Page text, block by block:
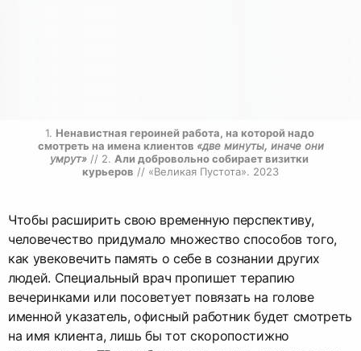
1. Ненавистная героиней работа, на которой надо
смотреть на имена клиентов «две минуты, иначе они
умрут» // 2. Али добровольно собирает визитки
курьеров // «Великая Пустота». 2023
Чтобы расширить свою временную перспективу,
человечество придумало множество способов того,
как увековечить память о себе в сознании других
людей. Специальный врач пропишет терапию
вечеринками или посоветует повязать на голове
именной указатель, офисный работник будет смотреть
на имя клиента, лишь бы тот скоропостижно